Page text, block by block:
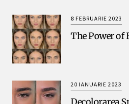
8 FEBRUARIE 2023
The Power of
20 IANUARIE 2023
Decolorarea